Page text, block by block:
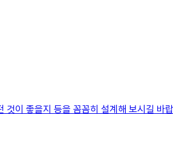
것이 좋을지 등을 꼼꼼히 설계해 보시길